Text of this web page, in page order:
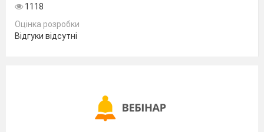
1118
Оцінка розробки
Відгуки відсутні